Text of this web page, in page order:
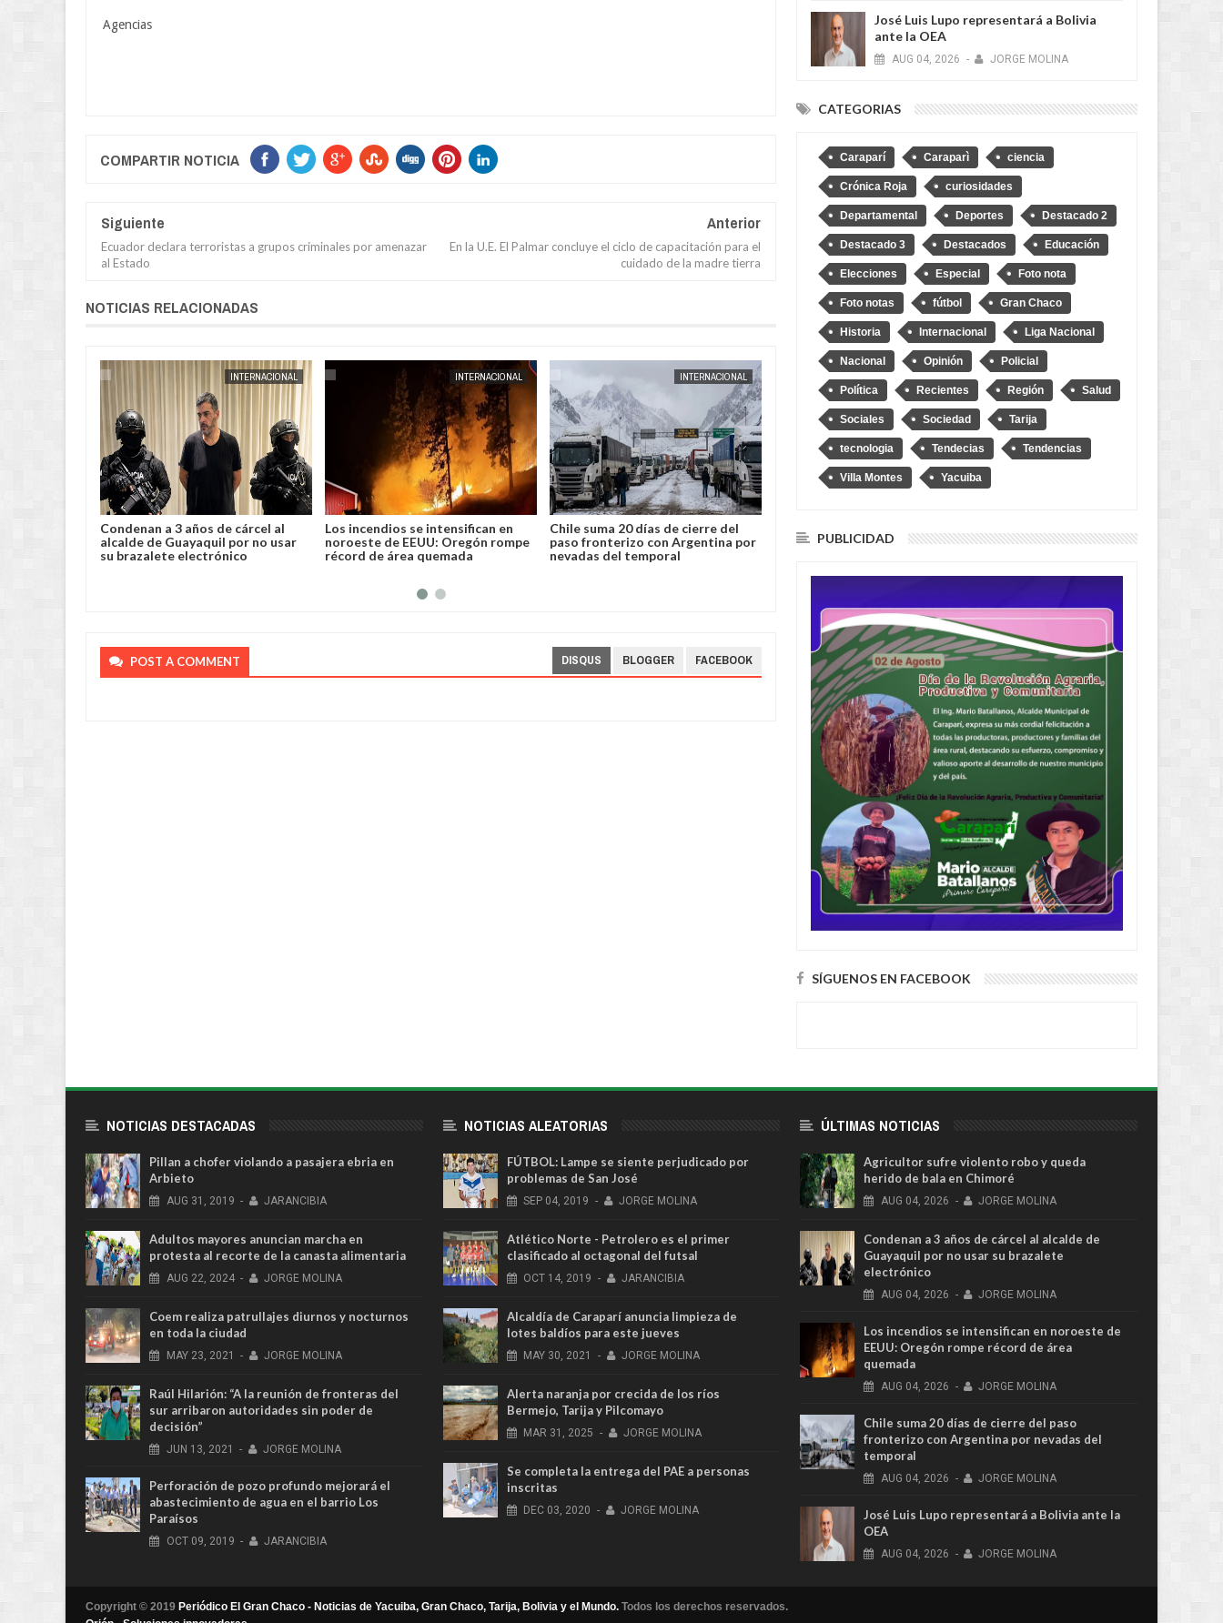
Agencias
COMPARTIR NOTICIA
Siguiente
Ecuador declara terroristas a grupos criminales por amenazar
al Estado
Anterior
En la U.E. El Palmar concluye el ciclo de capacitación para el
cuidado de la madre tierra
NOTICIAS RELACIONADAS
2026 2026
INTERNACIONAL AUG 04, 2026
Los incendios se intensifican en
noroeste de EEUU: Oregón rompe
récord de área quemada
INTERNACIONAL
Chile suma 20 días de cierre del
paso fronterizo con Argentina por
nevadas del temporal
NACIONAL
José Luis Lupo representará a
Bolivia ante la OEA
NACIONAL
ridículo”, dice Loza tras denuncia
POST A COMMENT DISQUS BLOGGER FACEBOOK
José Luis Lupo representará a Bolivia
ante la OEA
AUG 04, 2026 - JORGE MOLINA
CATEGORIAS
Caraparí Caraparì ciencia
Crónica Roja curiosidades
Departamental Deportes Destacado 2
Destacado 3 Destacados Educación
Elecciones Especial Foto nota
Foto notas fútbol Gran Chaco
Historia Internacional Liga Nacional
Nacional Opinión Policial
Política Recientes Región Salud
Sociales Sociedad Tarija
tecnologia Tendecias Tendencias
Villa Montes Yacuiba
PUBLICIDAD
SÍGUENOS EN FACEBOOK
NOTICIAS DESTACADAS
Pillan a chofer violando a pasajera ebria en
Arbieto
AUG 31, 2019 - JARANCIBIA
Adultos mayores anuncian marcha en
protesta al recorte de la canasta alimentaria
AUG 22, 2024 - JORGE MOLINA
Coem realiza patrullajes diurnos y nocturnos
en toda la ciudad
MAY 23, 2021 - JORGE MOLINA
Raúl Hilarión: “A la reunión de fronteras del
sur arribaron autoridades sin poder de
decisión”
JUN 13, 2021 - JORGE MOLINA
Perforación de pozo profundo mejorará el
abastecimiento de agua en el barrio Los
Paraísos
OCT 09, 2019 - JARANCIBIA
NOTICIAS ALEATORIAS
FÚTBOL: Lampe se siente perjudicado por
problemas de San José
SEP 04, 2019 - JORGE MOLINA
Atlético Norte - Petrolero es el primer
clasificado al octagonal del futsal
OCT 14, 2019 - JARANCIBIA
Alcaldía de Caraparí anuncia limpieza de
lotes baldíos para este jueves
MAY 30, 2021 - JORGE MOLINA
Alerta naranja por crecida de los ríos
Bermejo, Tarija y Pilcomayo
MAR 31, 2025 - JORGE MOLINA
Se completa la entrega del PAE a personas
inscritas
DEC 03, 2020 - JORGE MOLINA
ÚLTIMAS NOTICIAS
Agricultor sufre violento robo y queda
herido de bala en Chimoré
AUG 04, 2026 - JORGE MOLINA
Condenan a 3 años de cárcel al alcalde de
Guayaquil por no usar su brazalete
electrónico
AUG 04, 2026 - JORGE MOLINA
Los incendios se intensifican en noroeste de
EEUU: Oregón rompe récord de área
quemada
AUG 04, 2026 - JORGE MOLINA
Chile suma 20 días de cierre del paso
fronterizo con Argentina por nevadas del
temporal
AUG 04, 2026 - JORGE MOLINA
José Luis Lupo representará a Bolivia ante la
OEA
AUG 04, 2026 - JORGE MOLINA
Copyright © 2019 Periódico El Gran Chaco - Noticias de Yacuiba, Gran Chaco, Tarija, Bolivia y el Mundo. Todos los derechos reservados.